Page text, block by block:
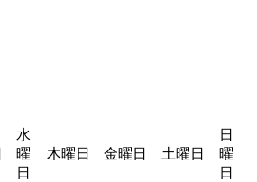
水
曜
日
木曜日 金曜日 土曜日
日
曜
日